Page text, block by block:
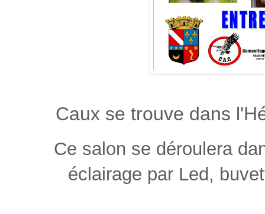
Caux se trouve dans
Ce salon se déroulera
éclairage par Led,